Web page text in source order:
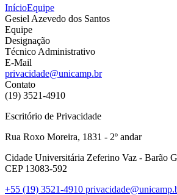
InícioEquipe
Gesiel Azevedo dos Santos
Equipe
Designação
Técnico Administrativo
E-Mail
privacidade@unicamp.br
Contato
(19) 3521-4910
Escritório de Privacidade
Rua Roxo Moreira, 1831 - 2º andar
Cidade Universitária Zeferino Vaz - Barão
CEP 13083-592
+55 (19) 3521-4910